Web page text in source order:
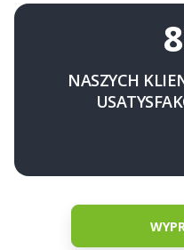
NASZYCH